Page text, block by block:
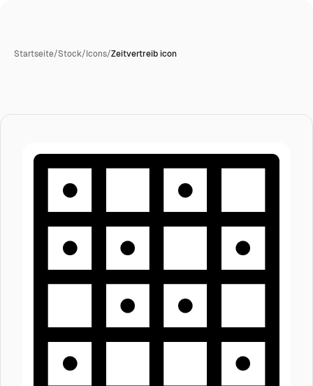
Startseite/Stock/Icons/Zeitvertreib icon